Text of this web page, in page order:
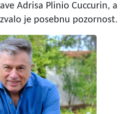
Adrisa Plinio Cuccurin, a
je posebnu pozornost.